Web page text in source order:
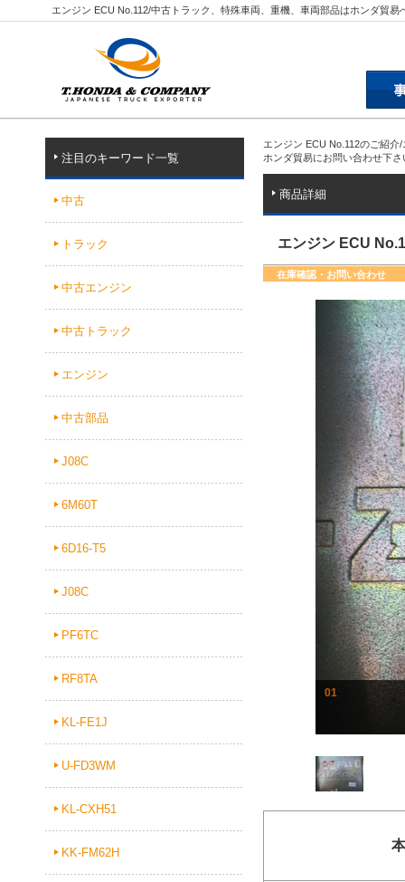
エンジン ECU No.112/中古トラック、特殊車両、重機、車両部品はホンダ貿易
注目のキーワード一覧
中古
トラック
中古エンジン
中古トラック
エンジン
中古部品
J08C
6M60T
6D16-T5
J08C
PF6TC
RF8TA
KL-FE1J
U-FD3WM
KL-CXH51
KK-FM62H
エンジン ECU No.112のご紹
ホンダ貿易にお問い合わせ下さ
商品詳細
エンジン ECU
在庫確認・お問い合わせ
01